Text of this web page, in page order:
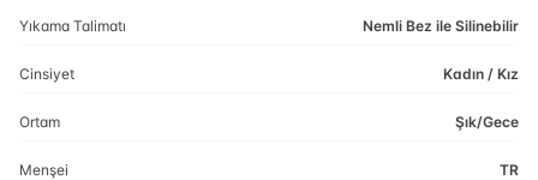
Yıkama Talimatı Nemli Bez ile Silinebilir
Cinsiyet Kadın / Kız
Ortam Şık/Gece
Menşei TR